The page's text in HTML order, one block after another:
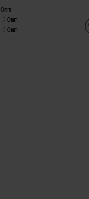
㎜
0㎜
0㎜